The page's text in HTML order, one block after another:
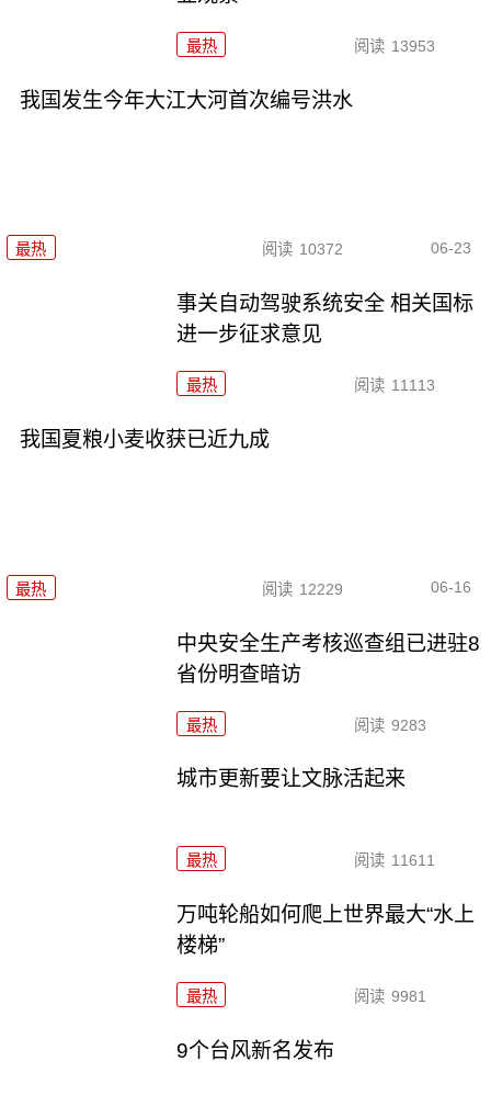
最热 阅读 13953
我国发生今年大江大河首次编号洪水
最热 阅读 10372 06-23
事关自动驾驶系统安全 相关国标
进一步征求意见
最热 阅读 11113
我国夏粮小麦收获已近九成
最热 阅读 12229 06-16
中央安全生产考核巡查组已进驻8
省份明查暗访
最热 阅读 9283
城市更新要让文脉活起来
最热 阅读 11611
万吨轮船如何爬上世界最大“水上
楼梯”
最热 阅读 9981
9个台风新名发布